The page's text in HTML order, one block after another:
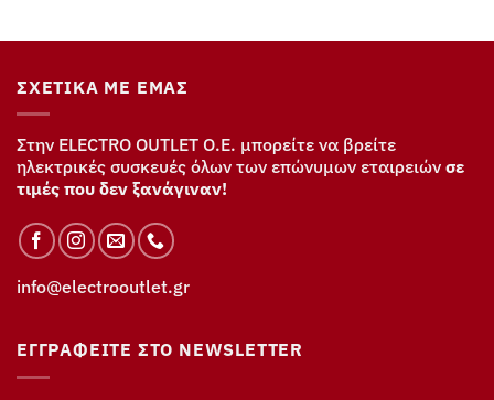
ΣΧΕΤΙΚΆ ΜΕ ΕΜΆΣ
Στην ELECTRO OUTLET Ο.Ε. μπορείτε να βρείτε
ηλεκτρικές συσκευές όλων των επώνυμων εταιρειών σε
τιμές που δεν ξανάγιναν!
info@electrooutlet.gr
ΕΓΓΡΑΦΕΊΤΕ ΣΤΟ NEWSLETTER